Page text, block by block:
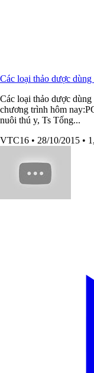
Các loại thảo dược
Các loại thảo dược
chương trình hôm
nuôi thú y, Ts Tống...
VTC16 • 28/10/2015 •